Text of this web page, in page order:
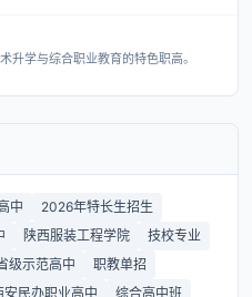
升学与综合职业教育的特色职高。
中
2026年特长生招生
陕西服装工程学院
技校专业
级示范高中
职教单招
安民办职业高中
综合高中班